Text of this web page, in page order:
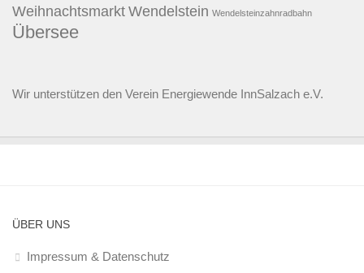
Weihnachtsmarkt Wendelstein Wendelsteinzahnradbahn
Übersee
Wir unterstützen den Verein Energiewende InnSalzach e.V.
ÜBER UNS
Impressum & Datenschutz